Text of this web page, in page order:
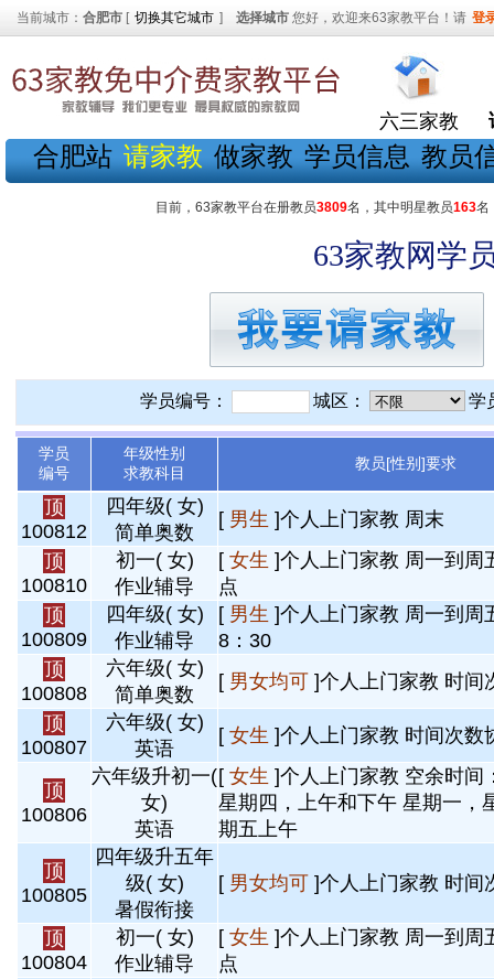
当前城市： 合肥市 [ 切换其它城市 ] 选择城市 您好，欢迎来63家教平台！请 登
六三家教
合肥站 请家教 做家教 学员信息 教员
目前，63家教平台在册教员3809名，其中明星教员163名
63家教网学
学员编号： 城区： 学
学员
编号
年级性别
求教科目
教员[性别]要求
顶
100812
四年级( 女)
简单奥数
[ 男生 ]个人上门家教 周末
顶
100810
初一( 女)
作业辅导
[ 女生 ]个人上门家教 周一到周
点
顶
100809
四年级( 女)
作业辅导
[ 男生 ]个人上门家教 周一到周
8：30
顶
100808
六年级( 女)
简单奥数
[ 男女均可 ]个人上门家教 时间
顶
100807
六年级( 女)
英语
[ 女生 ]个人上门家教 时间次数
顶
100806
六年级升初一(
女)
英语
[ 女生 ]个人上门家教 空余时间
星期四，上午和下午 星期一，
期五上午
顶
100805
四年级升五年
级( 女)
暑假衔接
[ 男女均可 ]个人上门家教 时间
顶
100804
初一( 女)
作业辅导
[ 女生 ]个人上门家教 周一到周
点